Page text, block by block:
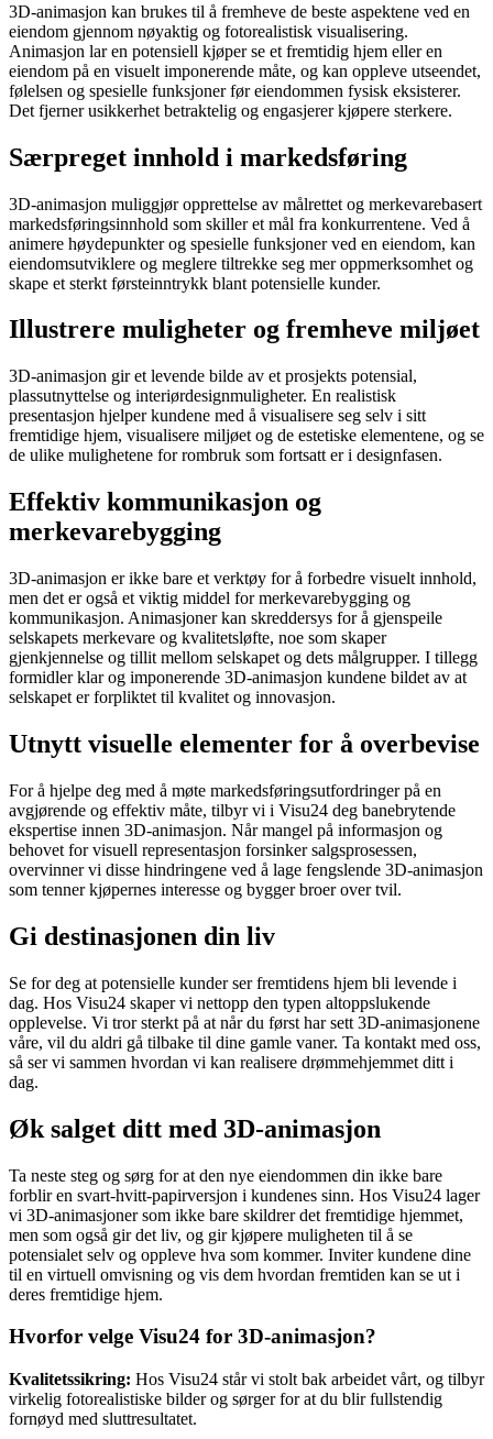
3D-animasjon kan brukes til å fremheve de beste aspektene ved en
eiendom gjennom nøyaktig og fotorealistisk visualisering.
Animasjon lar en potensiell kjøper se et fremtidig hjem eller en
eiendom på en visuelt imponerende måte, og kan oppleve utseendet,
følelsen og spesielle funksjoner før eiendommen fysisk eksisterer.
Det fjerner usikkerhet betraktelig og engasjerer kjøpere sterkere.
Særpreget innhold i markedsføring
3D-animasjon muliggjør opprettelse av målrettet og merkevarebasert
markedsføringsinnhold som skiller et mål fra konkurrentene. Ved å
animere høydepunkter og spesielle funksjoner ved en eiendom, kan
eiendomsutviklere og meglere tiltrekke seg mer oppmerksomhet og
skape et sterkt førsteinntrykk blant potensielle kunder.
Illustrere muligheter og fremheve miljøet
3D-animasjon gir et levende bilde av et prosjekts potensial,
plassutnyttelse og interiørdesignmuligheter. En realistisk
presentasjon hjelper kundene med å visualisere seg selv i sitt
fremtidige hjem, visualisere miljøet og de estetiske elementene, og se
de ulike mulighetene for rombruk som fortsatt er i designfasen.
Effektiv kommunikasjon og
merkevarebygging
3D-animasjon er ikke bare et verktøy for å forbedre visuelt innhold,
men det er også et viktig middel for merkevarebygging og
kommunikasjon. Animasjoner kan skreddersys for å gjenspeile
selskapets merkevare og kvalitetsløfte, noe som skaper
gjenkjennelse og tillit mellom selskapet og dets målgrupper. I tillegg
formidler klar og imponerende 3D-animasjon kundene bildet av at
selskapet er forpliktet til kvalitet og innovasjon.
Utnytt visuelle elementer for å overbevise
For å hjelpe deg med å møte markedsføringsutfordringer på en
avgjørende og effektiv måte, tilbyr vi i Visu24 deg banebrytende
ekspertise innen 3D-animasjon. Når mangel på informasjon og
behovet for visuell representasjon forsinker salgsprosessen,
overvinner vi disse hindringene ved å lage fengslende 3D-animasjon
som tenner kjøpernes interesse og bygger broer over tvil.
Gi destinasjonen din liv
Se for deg at potensielle kunder ser fremtidens hjem bli levende i
dag. Hos Visu24 skaper vi nettopp den typen altoppslukende
opplevelse. Vi tror sterkt på at når du først har sett 3D-animasjonene
våre, vil du aldri gå tilbake til dine gamle vaner. Ta kontakt med oss,
så ser vi sammen hvordan vi kan realisere drømmehjemmet ditt i
dag.
Øk salget ditt med 3D-animasjon
Ta neste steg og sørg for at den nye eiendommen din ikke bare
forblir en svart-hvitt-papirversjon i kundenes sinn. Hos Visu24 lager
vi 3D-animasjoner som ikke bare skildrer det fremtidige hjemmet,
men som også gir det liv, og gir kjøpere muligheten til å se
potensialet selv og oppleve hva som kommer. Inviter kundene dine
til en virtuell omvisning og vis dem hvordan fremtiden kan se ut i
deres fremtidige hjem.
Hvorfor velge Visu24 for 3D-animasjon?
Kvalitetssikring: Hos Visu24 står vi stolt bak arbeidet vårt, og tilbyr
virkelig fotorealistiske bilder og sørger for at du blir fullstendig
fornøyd med sluttresultatet.